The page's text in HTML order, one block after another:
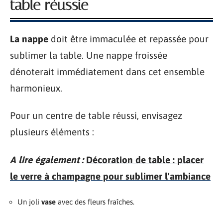
table réussie
La nappe doit être immaculée et repassée pour
sublimer la table. Une nappe froissée
dénoterait immédiatement dans cet ensemble
harmonieux.
Pour un centre de table réussi, envisagez
plusieurs éléments :
A lire également : Décoration de table : placer
le verre à champagne pour sublimer l'ambiance
Un joli vase avec des fleurs fraîches.